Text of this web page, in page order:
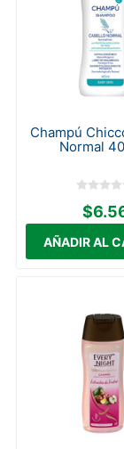
Champú
Normal